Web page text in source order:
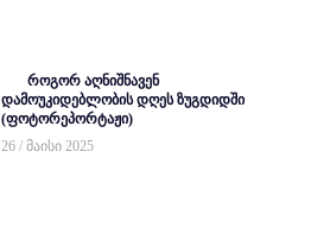
როგორ აღნიშნავენ
დამოუკიდებლობის დღეს ზუგდიდში
(ფოტორეპორტაჟი)
26 / მაისი 2025